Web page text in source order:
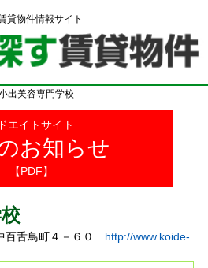
貸物件情報サイト
出美容専門学校
エイトサイト
お知らせ
【PDF】
百舌鳥町４－６０ http://www.koide-